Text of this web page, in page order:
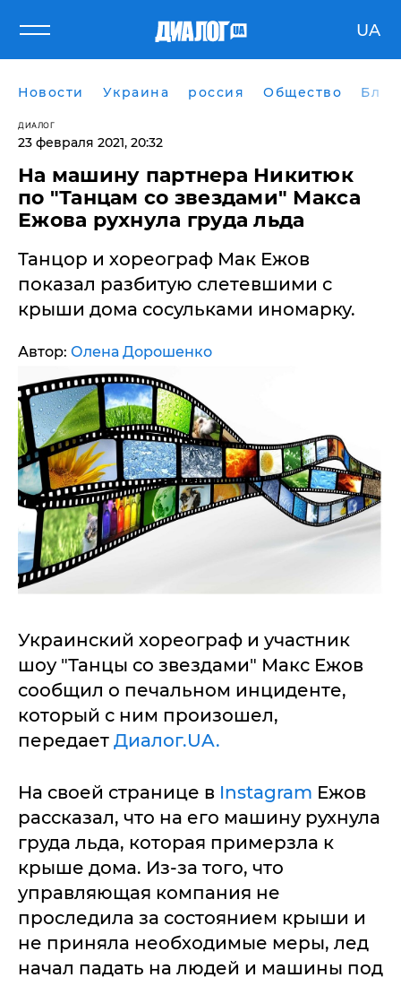
UA
Новости Украина россия Общество
ДИАЛОГ
23 февраля 2021, 20:32
На машину партнера Никитюк
по "Танцам со звездами" Макса
Ежова рухнула груда льда
Танцор и хореограф Мак Ежов
показал разбитую слетевшими с
крыши дома сосульками иномарку.
Автор: Олена Дорошенко
Украинский хореограф и участник
шоу "Танцы со звездами" Макс Ежов
сообщил о печальном инциденте,
который с ним произошел,
передает Диалог.UA.
На своей странице в Instagram Ежов
рассказал, что на его машину рухнула
груда льда, которая примерзла к
крыше дома. Из-за того, что
управляющая компания не
проследила за состоянием крыши и
не приняла необходимые меры, лед
начал падать на людей и машины под